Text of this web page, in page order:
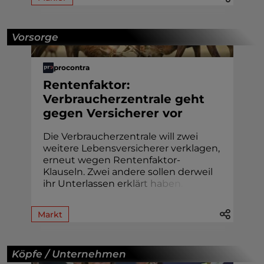
Vorsorge
procontra
Rentenfaktor:
Verbraucherzentrale geht
gegen Versicherer vor
Die Verbraucherzentrale will zwei
weitere Lebensversicherer verklagen,
erneut wegen Rentenfaktor-
Klauseln. Zwei andere sollen derweil
ihr Unterlassen erklärt habe
Markt
Köpfe / Unternehmen